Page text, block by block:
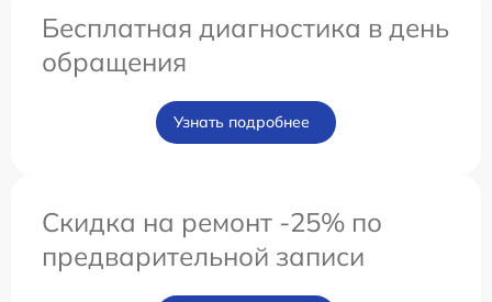
Бесплатная диагностика в день
обращения
Узнать подробнее
Скидка на ремонт -25% по
предварительной записи